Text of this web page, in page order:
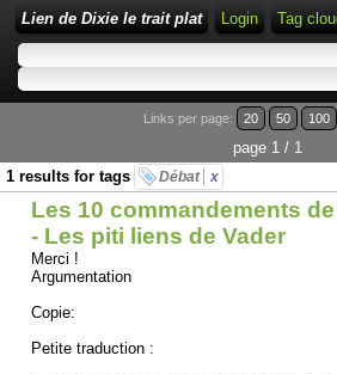
Lien de Dixie le trait plat Login Tag
Links per page: 20 50 100
page 1 / 1
1 results for tags
Débat x
Les 10 commandements
- Les piti liens de Vader
Merci !
Argumentation
Copie:
Petite traduction :